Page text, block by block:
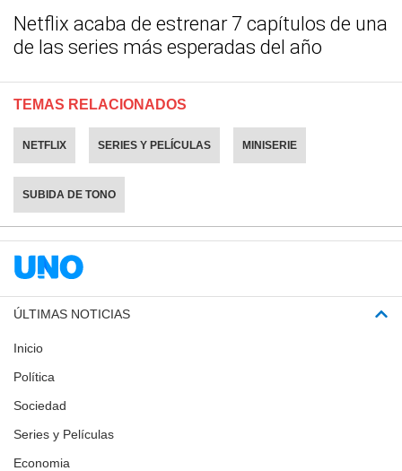
Netflix acaba de estrenar 7 capítulos de una
de las series más esperadas del año
TEMAS RELACIONADOS
NETFLIX SERIES Y PELÍCULAS MINISERIE
SUBIDA DE TONO
ÚLTIMAS NOTICIAS
Inicio
Política
Sociedad
Series y Películas
Economia